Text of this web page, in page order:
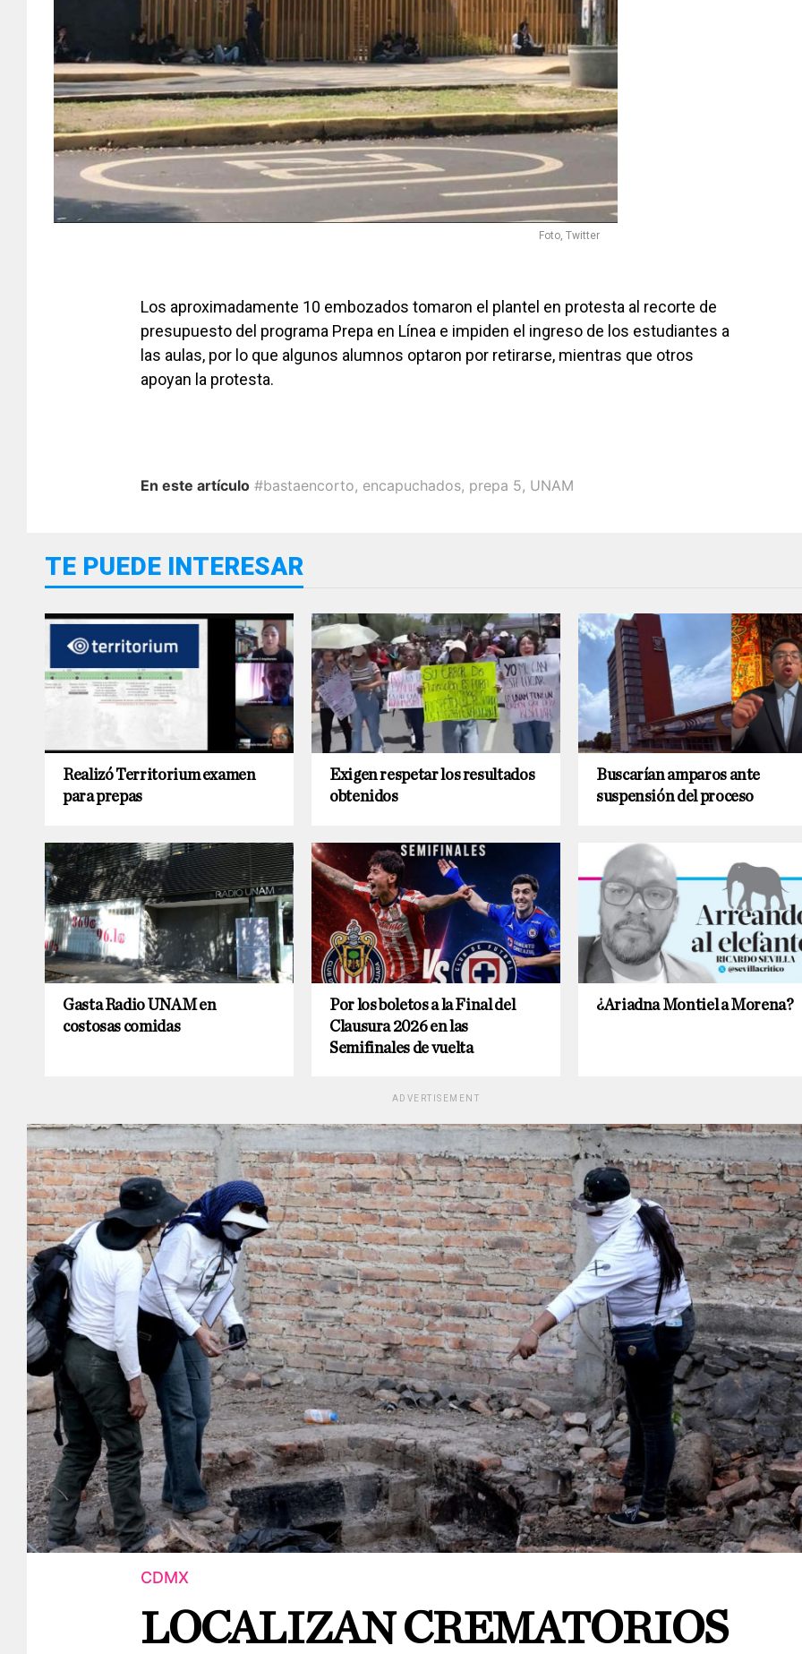
Foto, Twitter
Los aproximadamente 10 embozados tomaron el plantel en protesta al recorte de
presupuesto del programa Prepa en Línea e impiden el ingreso de los estudiantes a
las aulas, por lo que algunos alumnos optaron por retirarse, mientras que otros
apoyan la protesta.
En este artículo #bastaencorto, encapuchados, prepa 5, UNAM
TE PUEDE INTERESAR
Realizó Territorium examen
para prepas
Exigen respetar los resultados
obtenidos
Buscarían amparos ante
suspensión del proceso
Gasta Radio UNAM en
costosas comidas
Por los boletos a la Final del
Clausura 2026 en las
Semifinales de vuelta
¿Ariadna Montiel a Morena?
ADVERTISEMENT
CDMX
LOCALIZAN CREMATORIOS